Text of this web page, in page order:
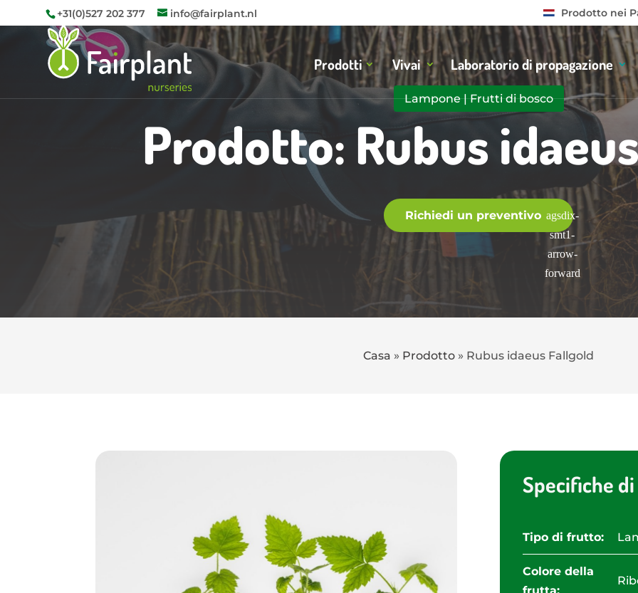
+31(0)527 202 377 info@fairplant.nl Prodotto nei
Prodotti Vivai Laboratorio di propagazione
Lampone|Frutti di bosco
Prodotto: Rubus
Richiedi un preventivo
Casa » Prodotto » Rubus idaeus Fallgold
Specifiche
Tipo di frutto:
Colore della